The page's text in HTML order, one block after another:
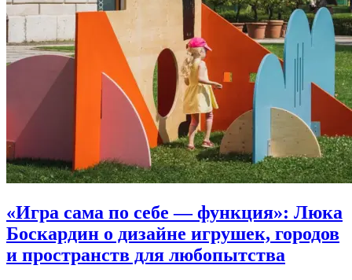
«Игра сама по себе — функция»: Люка
Боскардин о дизайне игрушек, городов
и пространств для любопытства